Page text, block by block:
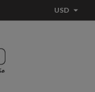
USD 
×
×
×
×
in your wishlist.